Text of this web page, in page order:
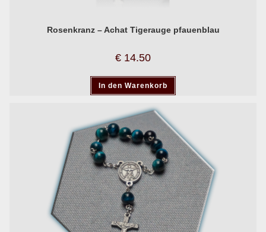
Rosenkranz – Achat Tigerauge pfauenblau
€ 14.50
In den Warenkorb